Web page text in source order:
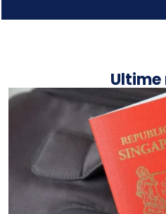
Ultime